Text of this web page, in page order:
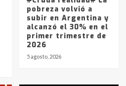
pobreza volvió a
subir en Argentina y
alcanzó el 30% en el
primer trimestre de
2026
5 agosto, 2026